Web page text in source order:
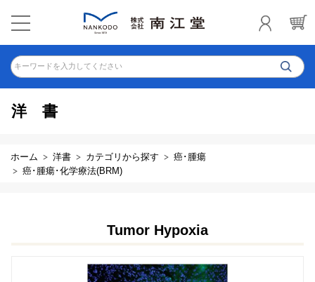
キーワードを入力してください
洋書
ホーム 洋書 カテゴリから探す
癌･腫瘍
癌･腫瘍･化学療法(BRM)
Tumor Hypoxia